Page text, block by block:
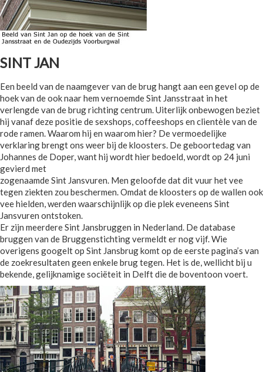
SINT JAN
Een beeld van de naamgever van de brug hangt aan een gevel op de
hoek van de ook naar hem vernoemde Sint Jansstraat in het
verlengde van de brug richting centrum. Uiterlijk onbewogen beziet
hij vanaf deze positie de sexshops, coffeeshops en clientèle van de
rode ramen. Waarom hij en waarom hier? De vermoedelijke
verklaring brengt ons weer bij de kloosters. De geboortedag van
Johannes de Doper, want hij wordt hier bedoeld, wordt op 24 juni
gevierd met
zogenaamde Sint Jansvuren. Men geloofde dat dit vuur het vee
tegen ziekten zou beschermen. Omdat de kloosters op de wallen ook
vee hielden, werden waarschijnlijk op die plek eveneens Sint
Jansvuren ontstoken.
Er zijn meerdere Sint Jansbruggen in Nederland. De database
bruggen van de Bruggenstichting vermeldt er nog vijf. Wie
overigens googelt op Sint Jansbrug komt op de eerste pagina’s van
de zoekresultaten geen enkele brug tegen. Het is de, wellicht bij u
bekende, gelijknamige sociëteit in Delft die de boventoon voert.